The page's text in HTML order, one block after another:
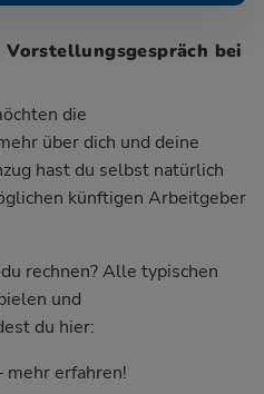
bei
die
über dich und deine
hast du selbst natürlich
künftigen Arbeitgeber
rechnen? Alle typischen
und
du hier:
mehr erfahren!